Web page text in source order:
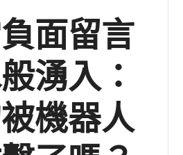
面留言
湧入：
機器人